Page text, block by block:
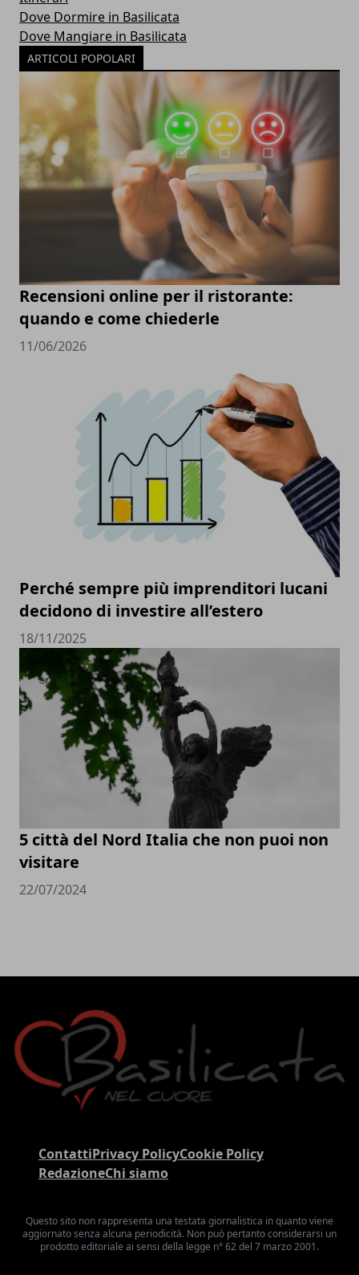
Dove Dormire in Basilicata
Dove Mangiare in Basilicata
ARTICOLI POPOLARI
Recensioni online per il ristorante:
quando e come chiederle
11/06/2026
Perché sempre più imprenditori lucani
decidono di investire all’estero
18/11/2025
5 città del Nord Italia che non puoi non
visitare
22/07/2024
ContattiPrivacy PolicyCookie Policy
RedazioneChi siamo
Questo sito non rappresenta una testata giornalistica in quanto viene
aggiornato senza alcuna periodicità. Non può pertanto considerarsi un
prodotto editoriale ai sensi della legge n° 62 del 7 marzo 2001.